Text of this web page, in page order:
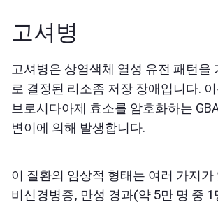
고셔병
고셔병은 상염색체 열성 유전 패턴을
로 결정된 리소좀 저장 장애입니다.
브로시다아제 효소를 암호화하는
변이에 의해 발생합니다.
이 질환의 임상적 형태는 여러 가지가
비신경병증, 만성 경과(약 5만 명 중 1